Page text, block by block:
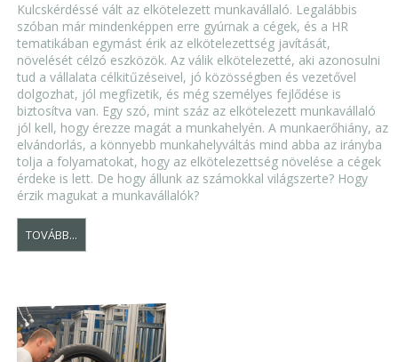
Kulcskérdéssé vált az elkötelezett munkavállaló. Legalábbis
szóban már mindenképpen erre gyúrnak a cégek, és a HR
tematikában egymást érik az elkötelezettség javítását,
növelését célzó eszközök. Az válik elkötelezetté, aki azonosulni
tud a vállalata célkitűzéseivel, jó közösségben és vezetővel
dolgozhat, jól megfizetik, és még személyes fejlődése is
biztosítva van. Egy szó, mint száz az elkötelezett munkavállaló
jól kell, hogy érezze magát a munkahelyén. A munkaerőhiány, az
elvándorlás, a könnyebb munkahelyváltás mind abba az irányba
tolja a folyamatokat, hogy az elkötelezettség növelése a cégek
érdeke is lett. De hogy állunk az számokkal világszerte? Hogy
érzik magukat a munkavállalók?
TOVÁBB...